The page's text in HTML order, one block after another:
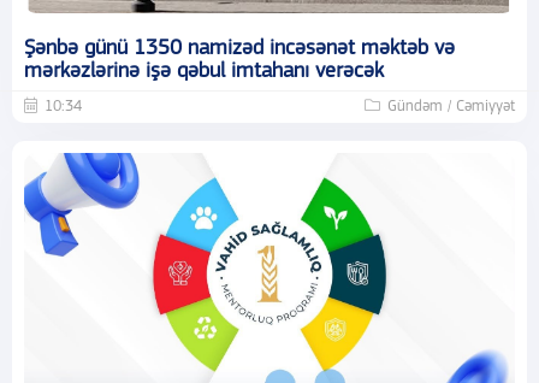
Şənbə günü 1350 namizəd incəsənət məktəb və
mərkəzlərinə işə qəbul imtahanı verəcək
10:34 Gündəm / Cəmiyyət